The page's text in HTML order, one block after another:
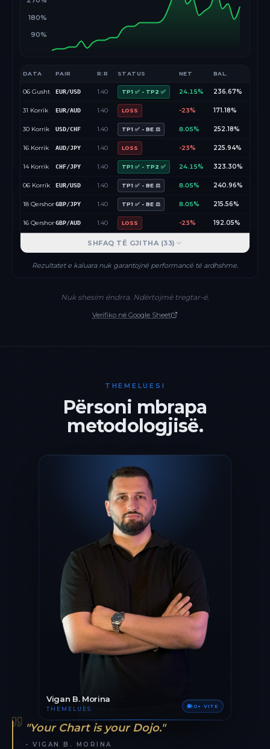
90%
180%
DATA PAIR R:R STATUS NET BAL.
06 Gusht EUR/USD 1.40 TP1 ✅ - TP2 ✅ 24.15% 236.67%
31 Korrik EUR/AUD 1.40 LOSS -23% 171.18%
30 Korrik USD/CHF 1.40 TP1 ✅ - BE ⚖️ 8.05% 252.18%
16 Korrik AUD/JPY 1.40 LOSS -23% 225.94%
14 Korrik CHF/JPY 1.40 TP1 ✅ - TP2 ✅ 24.15% 323.30%
06 Korrik EUR/USD 1.40 TP1 ✅ - BE ⚖️ 8.05% 240.96%
18 QershorGBP/JPY 1.40 TP1 ✅ - BE ⚖️ 8.05% 215.56%
16 QershorGBP/AUD 1.40 LOSS -23% 192.05%
SHFAQ TË GJITHA (33)
Rezultatet e kaluara nuk garantojnë performancë të ardhshme.
Nuk shesim ëndrra. Ndërtojmë tregtar-ë.
Verifiko në Google Sheet
THEMELUESI
Përsoni mbrapa
metodologjisë.
Vigan B. Morina
THEMELUES 10+ VITE
"Your Chart is your Dojo."
- VIGAN B. MORINA